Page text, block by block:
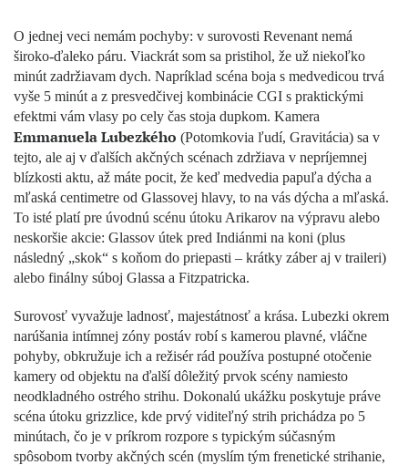
O jednej veci nemám pochyby: v surovosti Revenant nemá
široko-ďaleko páru. Viackrát som sa pristihol, že už niekoľko
minút zadržiavam dych. Napríklad scéna boja s medvedicou trvá
vyše 5 minút a z presvedčivej kombinácie CGI s praktickými
efektmi vám vlasy po cely čas stoja dupkom. Kamera
Emmanuela Lubezkého (Potomkovia ľudí, Gravitácia) sa v
tejto, ale aj v ďalších akčných scénach zdržiava v nepríjemnej
blízkosti aktu, až máte pocit, že keď medvedia papuľa dýcha a
mľaská centimetre od Glassovej hlavy, to na vás dýcha a mľaská.
To isté platí pre úvodnú scénu útoku Arikarov na výpravu alebo
neskoršie akcie: Glassov útek pred Indiánmi na koni (plus
následný „skok“ s koňom do priepasti – krátky záber aj v traileri)
alebo finálny súboj Glassa a Fitzpatricka.
Surovosť vyvažuje ladnosť, majestátnosť a krása. Lubezki okrem
narúšania intímnej zóny postáv robí s kamerou plavné, vláčne
pohyby, obkružuje ich a režisér rád používa postupné otočenie
kamery od objektu na ďalší dôležitý prvok scény namiesto
neodkladného ostrého strihu. Dokonalú ukážku poskytuje práve
scéna útoku grizzlice, kde prvý viditeľný strih prichádza po 5
minútach, čo je v príkrom rozpore s typickým súčasným
spôsobom tvorby akčných scén (myslím tým frenetické strihanie,